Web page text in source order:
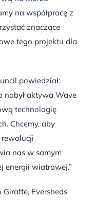
na współpracę z
znaczące
tego projektu dla
powiedział:
nabył aktywa Wave
technologię
Chcemy, aby
nas w samym
energii wiatrowej.”
Eversheds